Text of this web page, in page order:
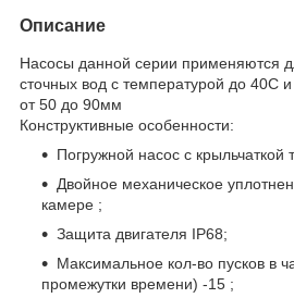
Описание
Насосы данной серии применяются
сточных вод с температурой до 40С
от 50 до 90мм
Конструктивные особенности:
Погружной насос с крыльчаткой
Двойное механическое
камере ;
Защита двигателя IP68;
Максимальное кол-во пусков в
промежутки времени) -15 ;